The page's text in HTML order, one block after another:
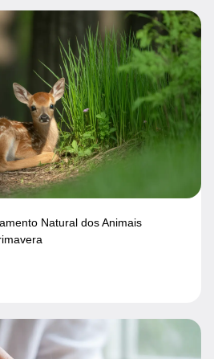
Natural dos Animais